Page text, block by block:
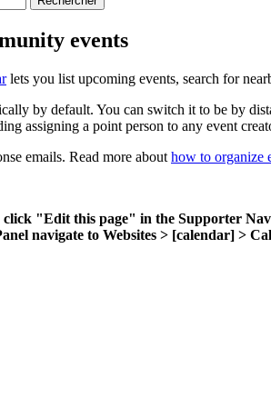
events
lets you list upcoming events, search for
by default. You can switch it to be by
assigning a point person to any event
emails. Read more about how to organize
click "Edit this page" in the Supporter
navigate to Websites > [calendar] >